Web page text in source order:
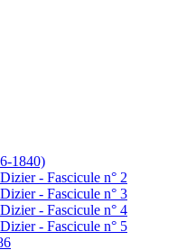
1840)
- Fascicule n° 2
- Fascicule n° 3
- Fascicule n° 4
- Fascicule n° 5